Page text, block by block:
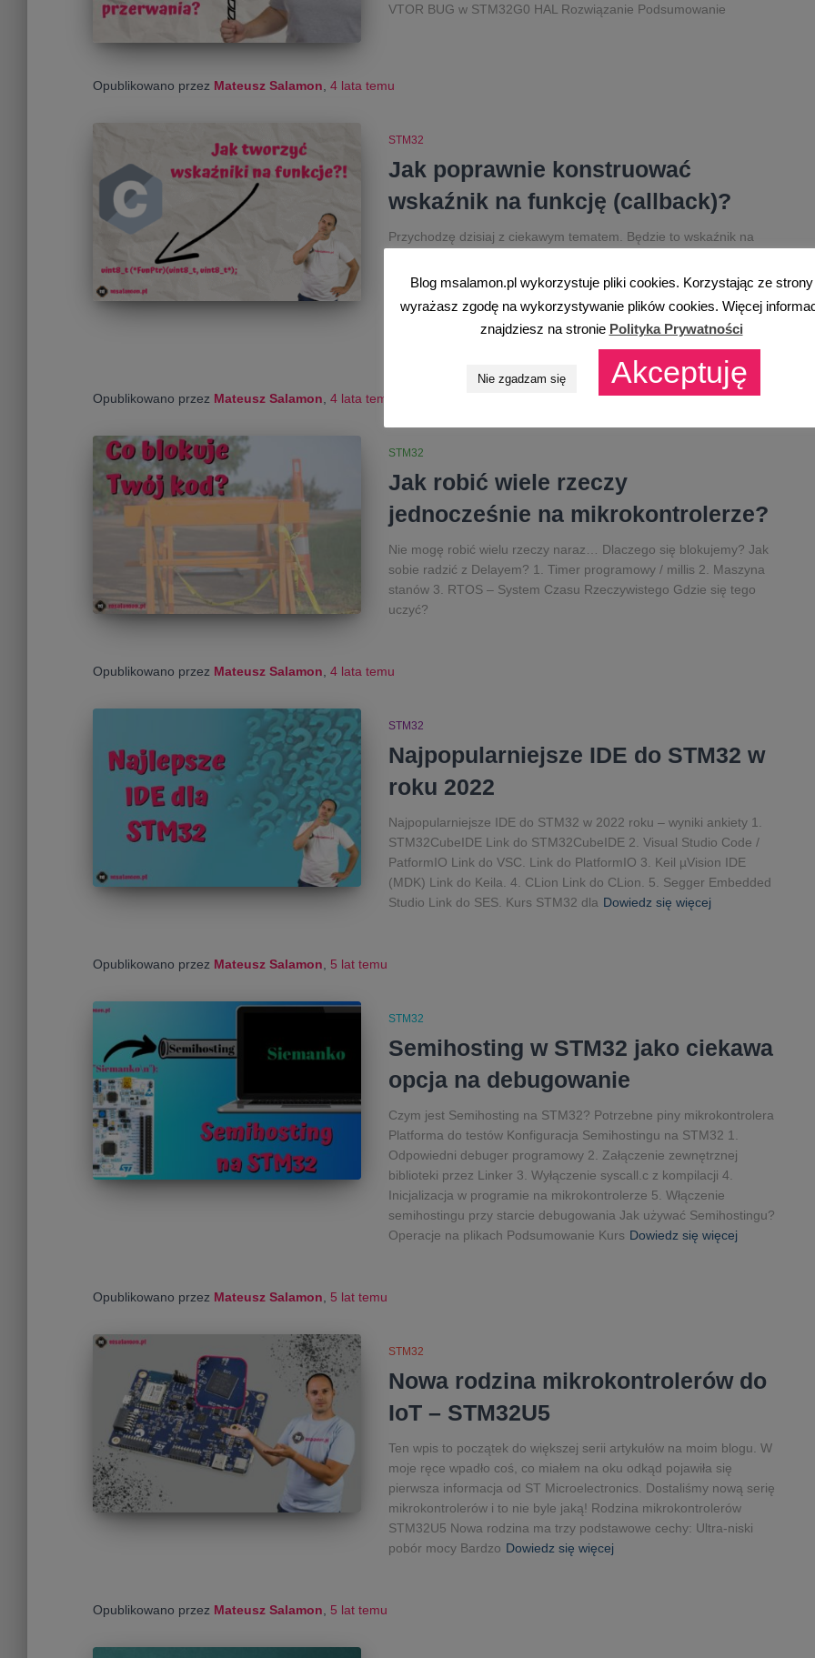
VTOR BUG w STM32G0 HAL Rozwiązanie Podsumowanie
Opublikowano przez Mateusz Salamon 4 lata temu
STM32
Jak poprawnie konstruować
wskaźnik na funkcję (callback)?
Przychodzę dzisiaj z ciekawym tematem. Będzie to wskaźnik na
trudniejsze. Z tego względu, że funkcje definiuje więcej rzeczy niż
na dowolną komórkę pamięci, a nasz kod programu to nic innego
jak kolejne instrukcje w pamięci Flash. Dowiedz się więcej
Opublikowano przez Mateusz Salamon 4 lata temu
STM32
Jak robić wiele rzeczy
jednocześnie na mikrokontrolerze?
Nie mogę robić wielu rzeczy naraz… Dlaczego się blokujemy? Jak
sobie radzić z Delayem? 1. Timer programowy / millis 2. Maszyna
stanów 3. RTOS – System Czasu Rzeczywistego Gdzie się tego
uczyć?
Opublikowano przez Mateusz Salamon 4 lata temu
STM32
Najpopularniejsze IDE do STM32 w
roku 2022
Najpopularniejsze IDE do STM32 w 2022 roku – wyniki ankiety 1.
STM32CubeIDE Link do STM32CubeIDE 2. Visual Studio Code /
PatformIO Link do VSC. Link do PlatformIO 3. Keil µVision IDE
(MDK) Link do Keila. 4. CLion Link do CLion. 5. Segger Embedded
Studio Link do SES. Kurs STM32 dla Dowiedz się więcej
Opublikowano przez Mateusz Salamon 5 lat temu
STM32
Semihosting w STM32 jako ciekawa
opcja na debugowanie
Czym jest Semihosting na STM32? Potrzebne piny mikrokontrolera
Platforma do testów Konfiguracja Semihostingu na STM32 1.
Odpowiedni debuger programowy 2. Załączenie zewnętrznej
biblioteki przez Linker 3. Wyłączenie syscall.c z kompilacji 4.
Inicjalizacja w programie na mikrokontrolerze 5. Włączenie
semihostingu przy starcie debugowania Jak używać Semihostingu?
Operacje na plikach Podsumowanie Kurs Dowiedz się więcej
Opublikowano przez Mateusz Salamon 5 lat temu
STM32
Nowa rodzina mikrokontrolerów do
IoT – STM32U5
Ten wpis to początek do większej serii artykułów na moim blogu. W
moje ręce wpadło coś, co miałem na oku odkąd pojawiła się
pierwsza informacja od ST Microelectronics. Dostaliśmy nową serię
mikrokontrolerów i to nie byle jaką! Rodzina mikrokontrolerów
STM32U5 Nowa rodzina ma trzy podstawowe cechy: Ultra-niski
pobór mocy Bardzo Dowiedz się więcej
Opublikowano przez Mateusz Salamon 5 lat temu
Blog msalamon.pl wykorzystuje pliki cookies. Korzystając ze strony
wyrażasz zgodę na wykorzystywanie plików cookies. Więcej
znajdziesz na stronie Polityka Prywatności
Nie zgadzam się Akceptuję